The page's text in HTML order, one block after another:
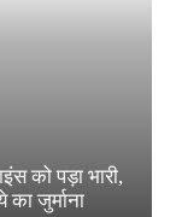
को पड़ा भारी,
जुर्माना